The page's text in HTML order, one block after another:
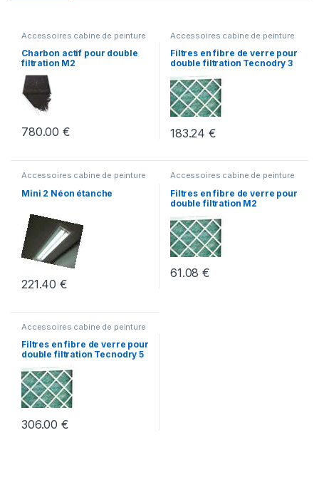
Accessoires cabine de peinture
Charbon actif pour double
filtration M2
780.00€
Accessoires cabine de peinture
Filtres en fibre de verre pour
double filtration Tecnodry 3
183.24€
Accessoires cabine de peinture
Mini 2 Néon étanche
221.40€
Accessoires cabine de peinture
Filtres en fibre de verre pour
double filtration M2
61.08€
Accessoires cabine de peinture
Filtres en fibre de verre pour
double filtration Tecnodry 5
306.00€